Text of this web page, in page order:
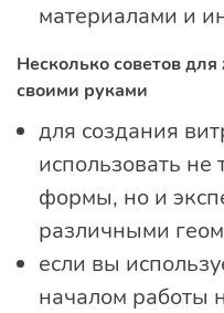
материалами и
Несколько советов
своими руками
для создания
использовать не
формы, но и
различными
если вы
началом работы